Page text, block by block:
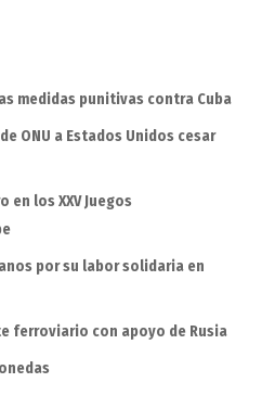
medidas punitivas contra Cuba
ONU a Estados Unidos cesar
en los XXV Juegos
por su labor solidaria en
ferroviario con apoyo de Rusia